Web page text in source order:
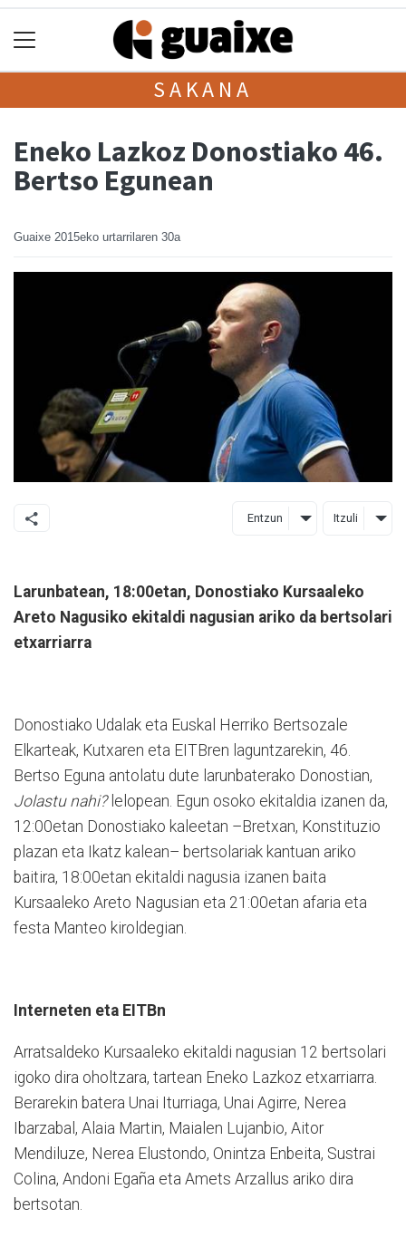
SAKANA
Eneko Lazkoz Donostiako 46.
Bertso Egunean
Guaixe 2015eko urtarrilaren 30a
Entzun Itzuli
Larunbatean, 18:00etan, Donostiako Kursaaleko
Areto Nagusiko ekitaldi nagusian ariko da bertsolari
etxarriarra
Donostiako Udalak eta Euskal Herriko Bertsozale
Elkarteak, Kutxaren eta EITBren laguntzarekin, 46.
Bertso Eguna antolatu dute larunbaterako Donostian,
Jolastu nahi?lelopean. Egun osoko ekitaldia izanen da,
12:00etan Donostiako kaleetan –Bretxan, Konstituzio
plazan eta Ikatz kalean– bertsolariak kantuan ariko
baitira, 18:00etan ekitaldi nagusia izanen baita
Kursaaleko Areto Nagusian eta 21:00etan afaria eta
festa Manteo kiroldegian.
Interneten eta EITBn
Arratsaldeko Kursaaleko ekitaldi nagusian 12 bertsolari
igoko dira oholtzara, tartean Eneko Lazkoz etxarriarra.
Berarekin batera Unai Iturriaga, Unai Agirre, Nerea
Ibarzabal, Alaia Martin, Maialen Lujanbio, Aitor
Mendiluze, Nerea Elustondo, Onintza Enbeita, Sustrai
Colina, Andoni Egaña eta Amets Arzallus ariko dira
bertsotan.